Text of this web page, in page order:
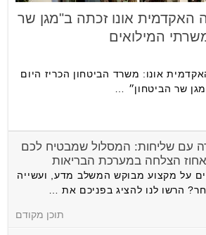
האקדמית אונו זכתה ב"מגן שר
המילואים
אונו: משרד הביטחון הכריז היום
שר הביטחון״ …
עם שליחות: המסלול שמבטיח לכם
על מקצוע מבוקש המשלב מדע, ועשייה
הרשו לנו להציג בפניכם את …
תוכן מקודם